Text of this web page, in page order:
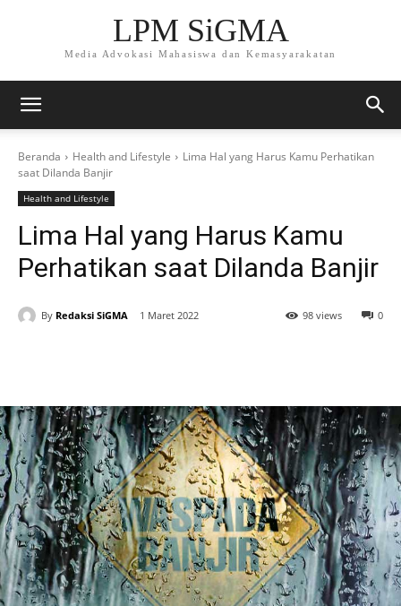
LPM SiGMA
Media Advokasi Mahasiswa dan Kemasyarakatan
Beranda Health and Lifestyle
Lima Hal yang Harus Kamu Perhatikan
saat Dilanda Banjir
Health and Lifestyle
Lima Hal yang Harus Kamu
Perhatikan saat Dilanda Banjir
By Redaksi SiGMA 1 Maret 2022 0
98 views